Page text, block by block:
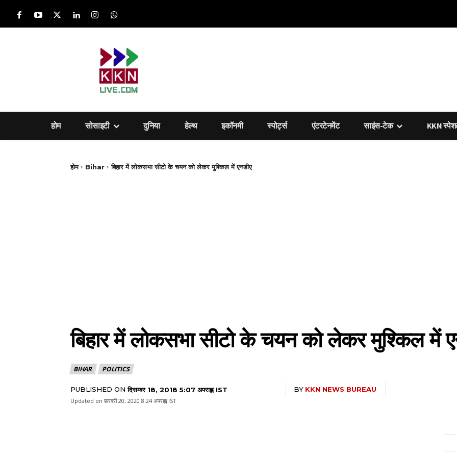
होम सोसाइटी दुनिया हेल्‍थ इकॉनमी स्पोर्ट्स एंटरटेनमेंट साइंस-टेक KKN
होम Bihar बिहार में लोकसभा सीटो के चयन को लेकर मुश्किल में एनडीए
बिहार में लोकसभा सीटो के चयन को लेकर मुश्किल में
BIHAR POLITICS
PUBLISHED ON दिसम्बर 18, 2018 5:07 अपराह्न IST BY KKN NEWS BUREAU
Updated on फ़रवरी 20, 2020 8:24 अपराह्न IST